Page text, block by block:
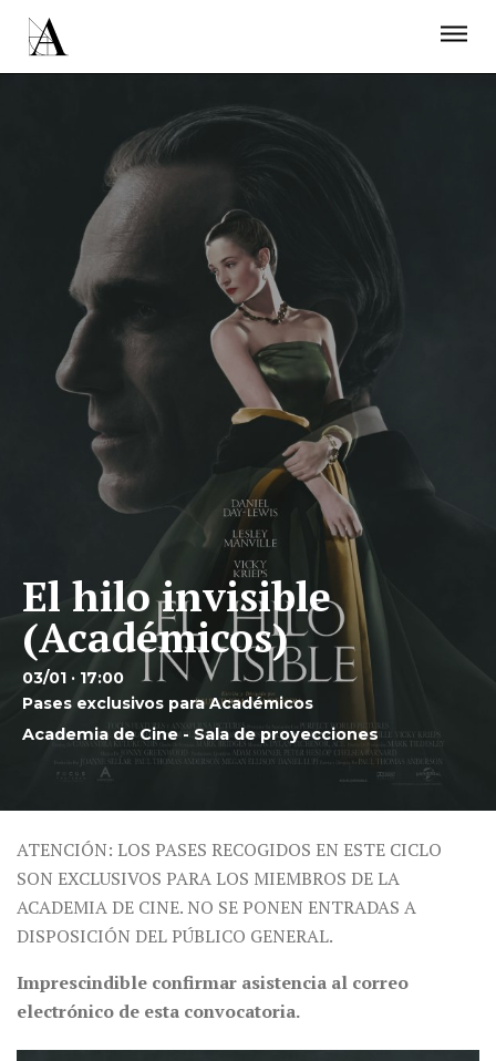
El hilo invisible
(Académicos)
03/01 · 17:00
Pases exclusivos para Académicos
Academia de Cine - Sala de proyecciones
ATENCIÓN: LOS PASES RECOGIDOS EN ESTE CICLO
SON EXCLUSIVOS PARA LOS MIEMBROS DE LA
ACADEMIA DE CINE. NO SE PONEN ENTRADAS A
DISPOSICIÓN DEL PÚBLICO GENERAL.
Imprescindible confirmar asistencia al correo
electrónico de esta convocatoria.
ÚNETE A LA ACADEMIA DE CINE
NEWSLETTER